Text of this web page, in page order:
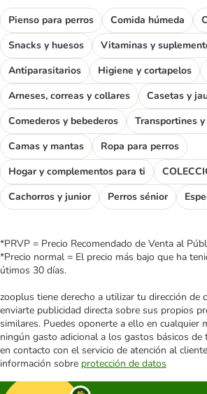
Pienso para perros Comida húmeda
Snacks y huesos
Antiparasitarios
Higiene y cortapelos
Arneses, correas y collares
Casetas y
Comederos y bebederos
Transportines
Camas y mantas
Ropa para perros
Hogar y complementos para ti
Cachorros y junior
Perros sénior
*PRVP = Precio Recomendado de Venta al
*Precio normal = El precio más bajo que ha
útimos 30 días.
zooplus tiene derecho a utilizar tu dirección de
enviarte publicidad directa sobre sus propios
similares. Puedes oponerte a ello en cualquier
ningún gasto adicional a los gastos básicos
en contacto con el servicio de atención al
información sobre protección de datos